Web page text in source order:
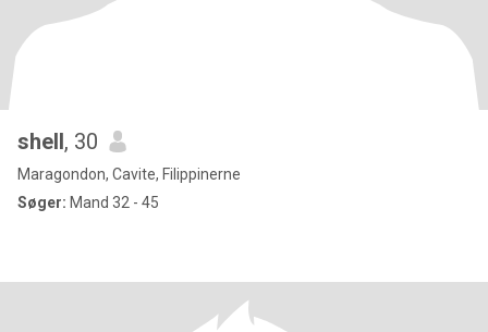
shell, 30
Maragondon, Cavite, Filippinerne
Søger: Mand 32 - 45